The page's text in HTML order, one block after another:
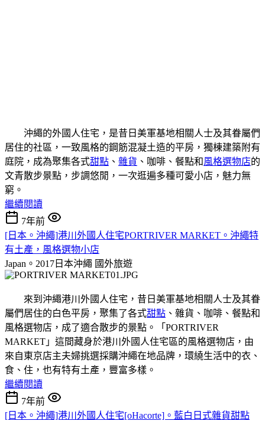
沖繩的外國人住宅，是昔日美軍基地相關人士及其眷屬們
居住的社區，一致風格的鋼筋混凝土造的平房，獨棟建築附有
庭院，成為聚集各式甜點 、 雜貨 、咖啡、餐點和風格選物店的
文青散步景點，步調悠閒，一次逛遍多種可愛小店，魅力無
窮。
繼續閱讀
7年前
[日本。沖繩]港川外國人住宅PORTRIVER MARKET。沖繩特
有土產，風格選物小店
Japan。2017日本沖繩 國外旅遊
來到沖繩港川外國人住宅，昔日美軍基地相關人士及其眷
屬們居住的白色平房，聚集了各式甜點 、雜貨、咖啡、餐點和
風格選物店，成了適合散步的景點。「PORTRIVER
MARKET」這間藏身於港川外國人住宅區的風格選物店，由
來自東京店主夫婦挑選採購沖繩在地品牌，環繞生活中的衣、
食、住，也有特有土產，豐富多樣。
繼續閱讀
7年前
[日本。沖繩]港川外國人住宅[oHacorte]。藍白日式雜貨甜點